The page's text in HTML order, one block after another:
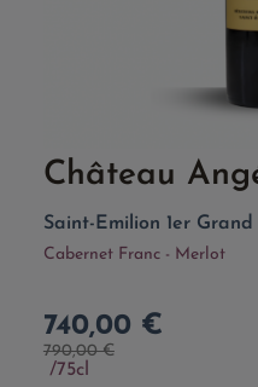
Château
Saint-Emilion 1er Grand
Cabernet Franc - Merlot
740,00 €
790,00 €
75cl